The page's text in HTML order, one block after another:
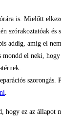
is. Mielőtt
szórakoztatóak
addig, amíg el
el neki,
hogy ez az